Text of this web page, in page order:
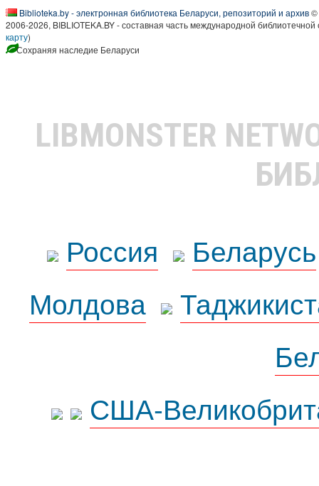
Biblioteka.by - электронная библиотека Беларуси, репозиторий и архив©
2006-2026, BIBLIOTEKA.BY - составная часть международной
карту)
Сохраняя наследие Беларуси
LIBMONSTER
Россия
Беларусь
Молдова
США-